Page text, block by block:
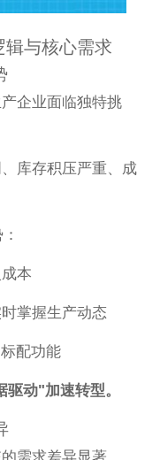
辑与核心需求
企业面临独特挑
库存积压严重、成
本
掌握生产动态
配功能
动"加速转型。